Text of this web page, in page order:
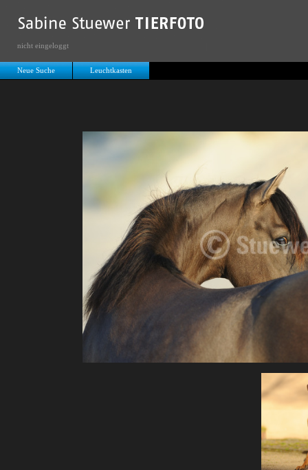
Neue Suche Leuchtkasten
nicht eingeloggt